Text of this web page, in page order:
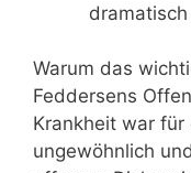
Warum das
Feddersens
Krankheit war
ungewöhnlich